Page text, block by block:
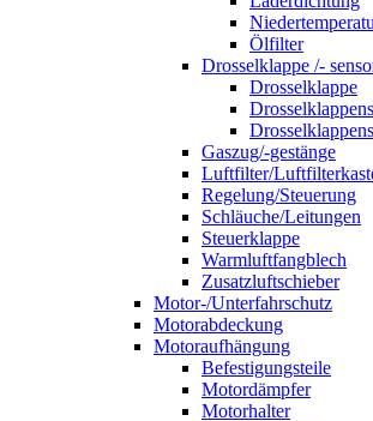
Ölfilter
Drosselklappe /-
Drosselklappe
Gaszug/-gestänge
Luftfilter/
Regelung/Steuerung
Schläuche/Leitungen
Steuerklappe
Warmluftfangblech
Zusatzluftschieber
Motor-/Unterfahrschutz
Motorabdeckung
Motoraufhängung
Befestigungsteile
Motordämpfer
Motorhalter